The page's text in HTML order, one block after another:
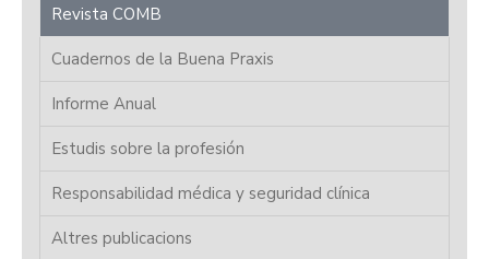
Revista COMB
Cuadernos de la Buena Praxis
Informe Anual
Estudis sobre la profesión
Responsabilidad médica y seguridad clínica
Altres publicacions